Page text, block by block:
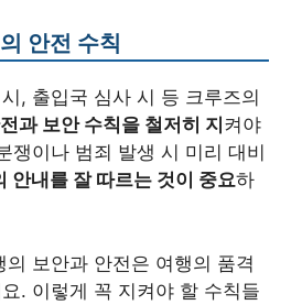
안전 수칙
, 출입국 심사 시 등 크루즈의
과 보안 수칙을 철저히 지 켜야
쟁이나 범죄 발생 시 미리 대비
안내를 잘 따르는 것이 중요하
보안과 안전은 여행의 품격
. 이렇게 꼭 지켜야 할 수칙들